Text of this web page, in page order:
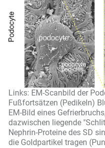
Links: EM-Scanbild der
Fußfortsätzen (Pedikeln)
EM-Bild eines
dazwischen liegende
Nephrin-Proteine des SD
die Goldpartikel tragen